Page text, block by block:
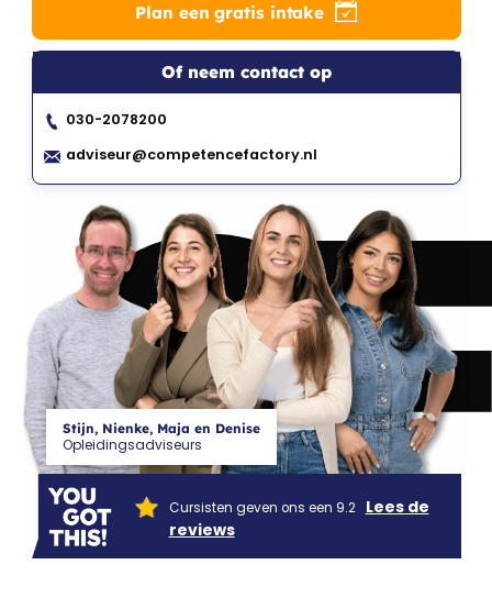
Plan een gratis intake
Of neem contact op
030-2078200
adviseur@competencefactory.nl
CF
Stijn, Nienke, Maja en Denise
Opleidingsadviseurs
Cursisten geven ons een 9.2
Lees de
reviews